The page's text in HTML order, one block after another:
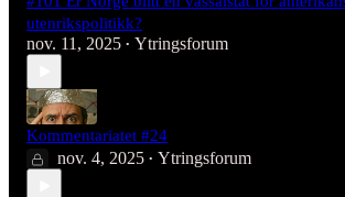
utenrikspolitikk?
nov. 11, 2025 • Ytringsforum
Kommentariatet #24
nov. 4, 2025 • Ytringsforum